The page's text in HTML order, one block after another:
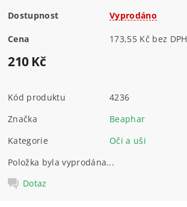
Dostupnost Vyprodáno
Cena 173,55 Kč bez DPH
210 Kč
Kód produktu
4236
Značka
Beaphar
Kategorie
Oči a uši
Položka byla vyprodána...
Dotaz